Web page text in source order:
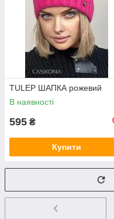
TULEP ШАПКА рожевий
В наявності
595 ₴
Купити